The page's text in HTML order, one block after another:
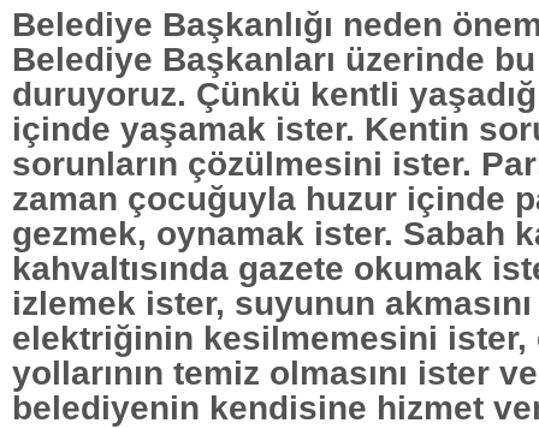
Belediye Başkanlığı neden
Belediye Başkanları üzerinde
duruyoruz. Çünkü kentli
içinde yaşamak ister. Kentin
sorunların çözülmesini ister.
zaman çocuğuyla huzur içinde
gezmek, oynamak ister. Sabah
kahvaltısında gazete okumak
izlemek ister, suyunun
elektriğinin kesilmemesini ister,
yollarının temiz olmasını ister
belediyenin kendisine hizmet